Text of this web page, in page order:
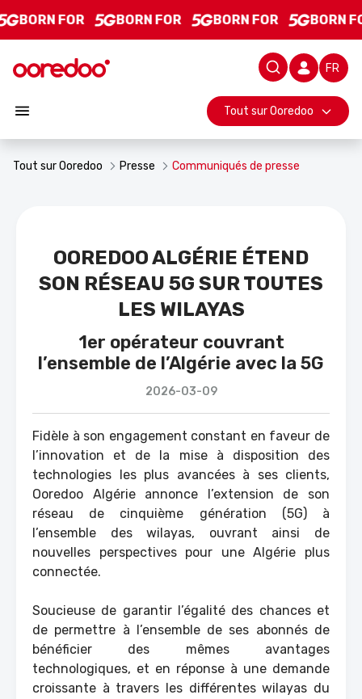
Saut au contenu principal
BORN FOR BORN FOR BORN FOR BORN
Barre
Tout sur Ooredoo
Tout sur Ooredoo Presse Communiqués de presse
OOREDOO ALGÉRIE ÉTEND
SON RÉSEAU 5G SUR TOUTES
LES WILAYAS
1er opérateur couvrant
l’ensemble de l’Algérie avec la 5G
2026-03-09
Fidèle à son engagement constant en faveur de
l’innovation et de la mise à disposition des
technologies les plus avancées à ses clients,
Ooredoo Algérie annonce l’extension de son
réseau de cinquième génération (5G) à
l’ensemble des wilayas, ouvrant ainsi de
nouvelles perspectives pour une Algérie plus
connectée.
Soucieuse de garantir l’égalité des chances et
de permettre à l’ensemble de ses abonnés de
bénéficier des mêmes avantages
technologiques, et en réponse à une demande
croissante à travers les différentes wilayas du